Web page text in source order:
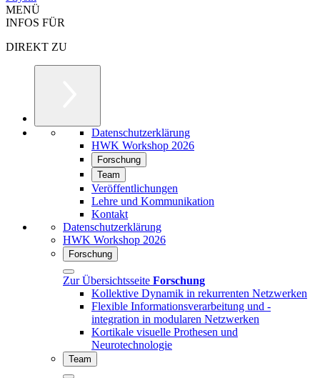
MENÜ
INFOS FÜR
DIREKT ZU
Datenschutzerklärung
HWK Workshop 2026
Forschung
Team
Veröffentlichungen
Lehre und Kommunikation
Kontakt
Datenschutzerklärung
HWK Workshop 2026
Forschung
Zur Übersichtsseite Forschung
Kollektive Dynamik in rekurrenten Netzwerken
Flexible Informationsverarbeitung und -
integration in modularen Netzwerken
Kortikale visuelle Prothesen und
Neurotechnologie
Team